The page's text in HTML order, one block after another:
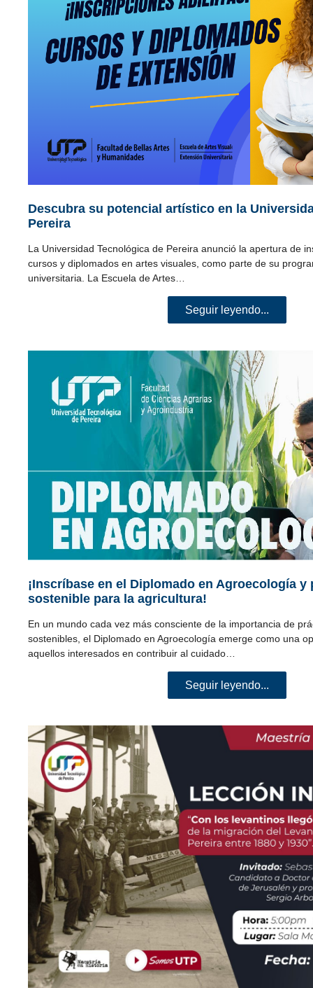
Descubra su potencial artístico en la
Pereira
La Universidad Tecnológica de Pereira anunció la apertura de
cursos y diplomados en artes visuales, como parte de su
universitaria. La Escuela de Artes…
Seguir leyendo...
¡Inscríbase en el Diplomado en Agroecología
sostenible para la agricultura!
En un mundo cada vez más consciente de la importancia de
sostenibles, el Diplomado en Agroecología emerge como una
aquellos interesados en contribuir al cuidado…
Seguir leyendo...